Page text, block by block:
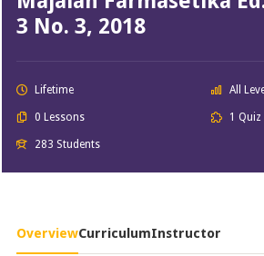
3 No. 3, 2018
Lifetime All
0 Lessons 1 Quiz
283 Students
OverviewCurriculumInstructor